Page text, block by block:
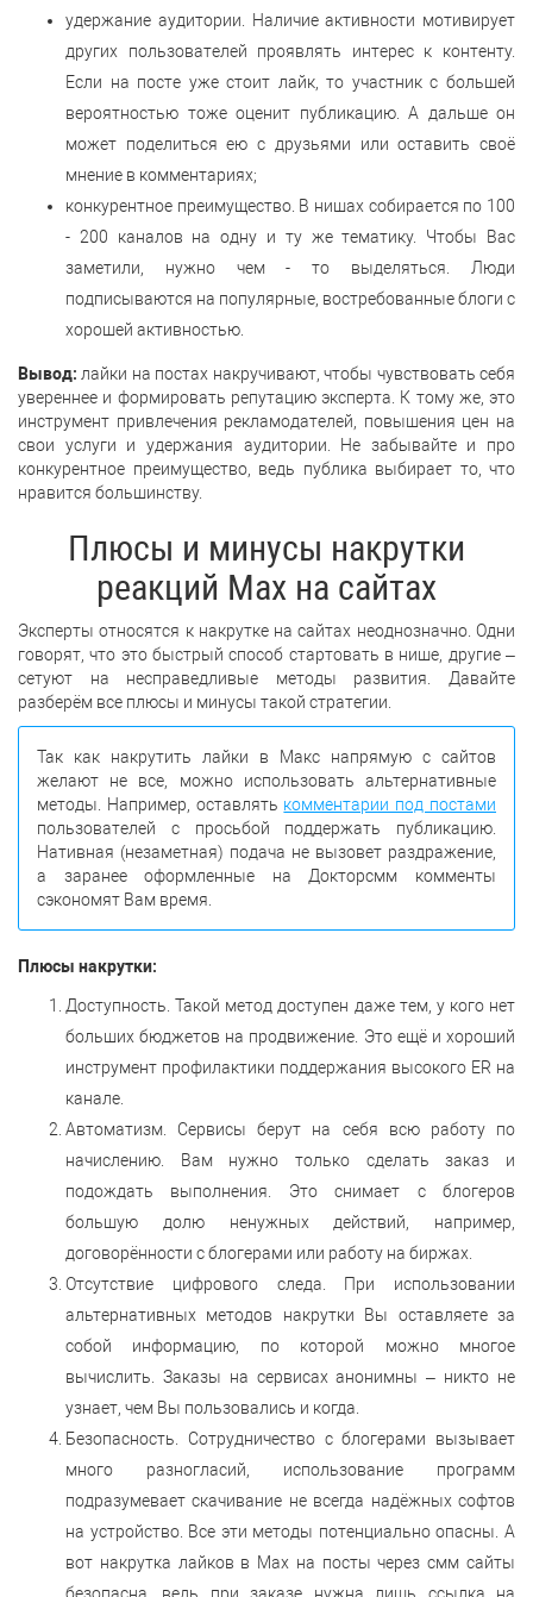
удержание аудитории. Наличие активности мотивирует
других пользователей проявлять интерес к контенту.
Если на посте уже стоит лайк, то участник с большей
вероятностью тоже оценит публикацию. А дальше он
может поделиться ею с друзьями или оставить своё
мнение в комментариях;
конкурентное преимущество. В нишах собирается по 100
- 200 каналов на одну и ту же тематику. Чтобы Вас
заметили, нужно чем - то выделяться. Люди
подписываются на популярные, востребованные блоги с
хорошей активностью.
Вывод: лайки на постах накручивают, чтобы чувствовать себя
увереннее и формировать репутацию эксперта. К тому же, это
инструмент привлечения рекламодателей, повышения цен на
свои услуги и удержания аудитории. Не забывайте и про
конкурентное преимущество, ведь публика выбирает то, что
нравится большинству.
Плюсы и минусы накрутки
реакций Max на сайтах
Эксперты относятся к накрутке на сайтах неоднозначно. Одни
говорят, что это быстрый способ стартовать в нише, другие –
сетуют на несправедливые методы развития. Давайте
разберём все плюсы и минусы такой стратегии.
Так как накрутить лайки в Макс напрямую с сайтов
желают не все, можно использовать альтернативные
методы. Например, оставлять комментарии под постами
пользователей с просьбой поддержать публикацию.
Нативная (незаметная) подача не вызовет раздражение,
а заранее оформленные на Докторсмм комменты
сэкономят Вам время.
Плюсы накрутки:
Доступность. Такой метод доступен даже тем, у кого нет
больших бюджетов на продвижение. Это ещё и хороший
инструмент профилактики поддержания высокого ER на
канале.
Автоматизм. Сервисы берут на себя всю работу по
начислению. Вам нужно только сделать заказ и
подождать выполнения. Это снимает с блогеров
большую долю ненужных действий, например,
договорённости с блогерами или работу на биржах.
Отсутствие цифрового следа. При использовании
альтернативных методов накрутки Вы оставляете за
собой информацию, по которой можно многое
вычислить. Заказы на сервисах анонимны – никто не
узнает, чем Вы пользовались и когда.
Безопасность. Сотрудничество с блогерами вызывает
много разногласий, использование программ
подразумевает скачивание не всегда надёжных софтов
на устройство. Все эти методы потенциально опасны. А
вот накрутка лайков в Max на посты через смм сайты